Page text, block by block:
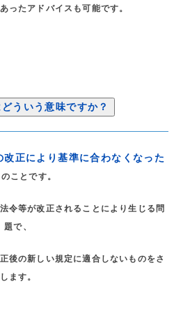
ったアドバイスも可能です。
ういう意味ですか？
改正により基準に合わなくなった
のことです。
令等が改正されることにより生じる問
題で、
後の新しい規定に適合しないものをさ
します。